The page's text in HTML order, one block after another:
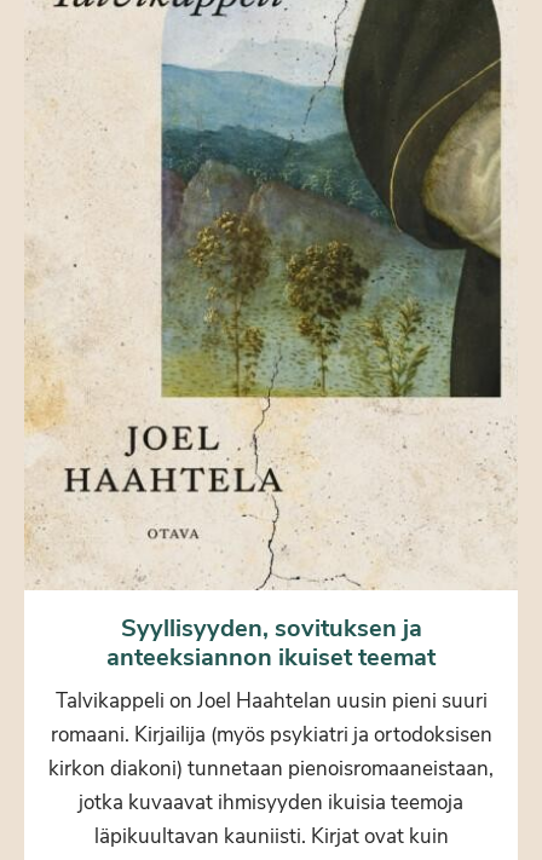
Syyllisyyden, sovituksen ja
anteeksiannon ikuiset teemat
Talvikappeli on Joel Haahtelan uusin pieni suuri
romaani. Kirjailija (myös psykiatri ja ortodoksisen
kirkon diakoni) tunnetaan pienoisromaaneistaan,
jotka kuvaavat ihmisyyden ikuisia teemoja
läpikuultavan kauniisti. Kirjat ovat kuin